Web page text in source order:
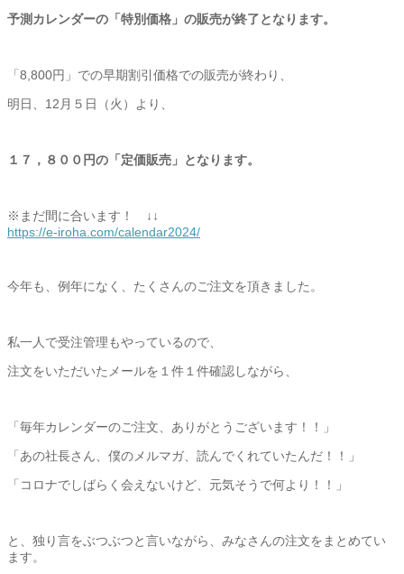
予測カレンダーの「特別価格」の販売が終了となります。
「8,800円」での早期割引価格での販売が終わり、
明日、12月５日（火）より、
１７，８００円の「定価販売」となります。
※まだ間に合います！ ↓↓
https://e-iroha.com/calendar2024/
今年も、例年になく、たくさんのご注文を頂きました。
私一人で受注管理もやっているので、
注文をいただいたメールを１件１件確認しながら、
「毎年カレンダーのご注文、ありがとうございます！！」
「あの社長さん、僕のメルマガ、読んでくれていたんだ！！」
「コロナでしばらく会えないけど、元気そうで何より！！」
と、独り言をぶつぶつと言いながら、 みなさんの注文をまとめてい
ます。